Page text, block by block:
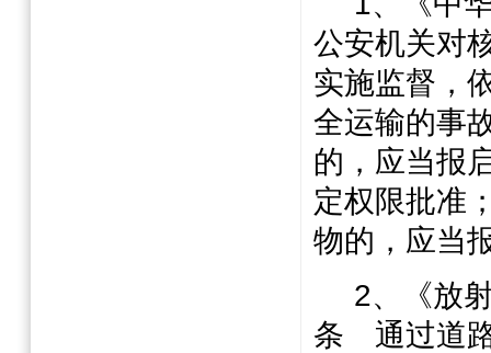
公安机关对
实施监督，
全运输的事
的，应当报
定权限批准
物的，应当
2、《放
条 通过道路